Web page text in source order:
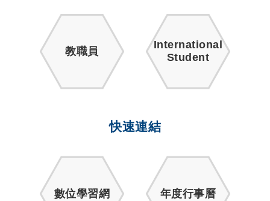
教職員
International
Student
快速連結
數位學習網 年度行事曆